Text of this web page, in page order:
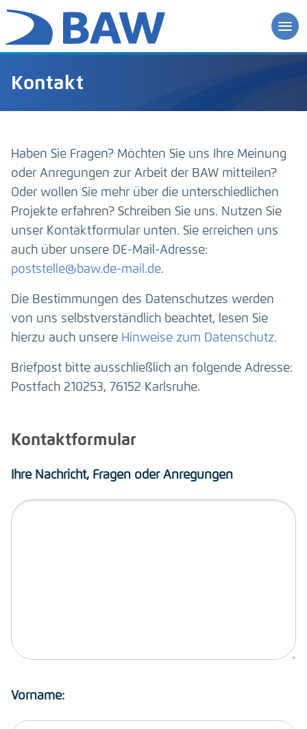
Kontakt
Haben Sie Fragen? Möchten Sie uns Ihre Meinung
oder Anregungen zur Arbeit der BAW mitteilen?
Oder wollen Sie mehr über die unterschiedlichen
Projekte erfahren? Schreiben Sie uns. Nutzen Sie
unser Kontaktformular unten. Sie erreichen uns
auch über unsere DE-Mail-Adresse:
poststelle@baw.de-mail.de.
Die Bestimmungen des Datenschutzes werden
von uns selbstverständlich beachtet, lesen Sie
hierzu auch unsere Hinweise zum Datenschutz.
Briefpost bitte ausschließlich an folgende Adresse:
Postfach 210253, 76152 Karlsruhe.
Kontaktformular
Ihre Nachricht, Fragen oder Anregungen
Vorname: